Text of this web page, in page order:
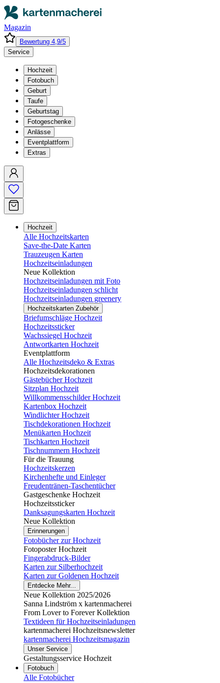
Magazin
Bewertung 4,9/5
Service
Hochzeit
Fotobuch
Geburt
Taufe
Geburtstag
Fotogeschenke
Anlässe
Eventplattform
Extras
Hochzeit
Alle Hochzeitskarten
Save-the-Date Karten
Trauzeugen Karten
Hochzeitseinladungen
Neue Kollektion
Hochzeitseinladungen mit Foto
Hochzeitseinladungen schlicht
Hochzeitseinladungen greenery
Hochzeitskarten Zubehör
Briefumschläge Hochzeit
Hochzeitssticker
Wachssiegel Hochzeit
Antwortkarten Hochzeit
Eventplattform
Alle Hochzeitsdeko & Extras
Hochzeitsdekorationen
Gästebücher Hochzeit
Sitzplan Hochzeit
Willkommensschilder Hochzeit
Kartenbox Hochzeit
Windlichter Hochzeit
Tischdekorationen Hochzeit
Menükarten Hochzeit
Tischkarten Hochzeit
Tischnummern Hochzeit
Für die Trauung
Hochzeitskerzen
Kirchenhefte und Einleger
Freudentränen-Taschentücher
Gastgeschenke Hochzeit
Hochzeitssticker
Danksagungskarten Hochzeit
Neue Kollektion
Erinnerungen
Fotobücher zur Hochzeit
Fotoposter Hochzeit
Fingerabdruck-Bilder
Karten zur Silberhochzeit
Karten zur Goldenen Hochzeit
Entdecke Mehr...
Neue Kollektion 2025/2026
Sanna Lindström x kartenmacherei
From Lover to Forever Kollektion
Textideen für Hochzeitseinladungen
kartenmacherei Hochzeitsnewsletter
kartenmacherei Hochzeitsmagazin
Unser Service
Gestaltungsservice Hochzeit
Fotobuch
Alle Fotobücher